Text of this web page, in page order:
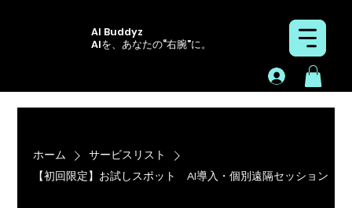
AI Buddyz
AIを、あなたの“右腕”に。
ホーム
サービスリスト
【初回限定】お試しスポット AI導入・個別遠隔セッション（